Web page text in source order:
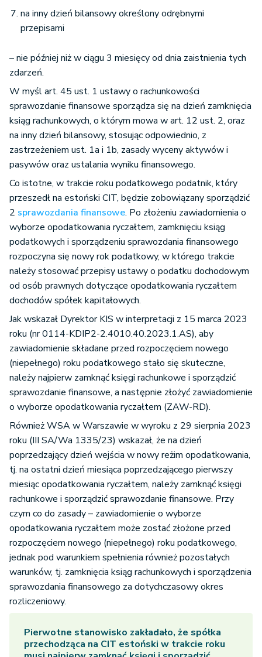
na inny dzień bilansowy określony odrębnymi
przepisami
– nie później niż w ciągu 3 miesięcy od dnia zaistnienia tych
zdarzeń.
W myśl art. 45 ust. 1 ustawy o rachunkowości
sprawozdanie finansowe sporządza się na dzień zamknięcia
ksiąg rachunkowych, o którym mowa w art. 12 ust. 2, oraz
na inny dzień bilansowy, stosując odpowiednio, z
zastrzeżeniem ust. 1a i 1b, zasady wyceny aktywów i
pasywów oraz ustalania wyniku finansowego.
Co istotne, w trakcie roku podatkowego podatnik, który
przeszedł na estoński CIT, będzie zobowiązany sporządzić
2 sprawozdania finansowe. Po złożeniu zawiadomienia o
wyborze opodatkowania ryczałtem, zamknięciu ksiąg
podatkowych i sporządzeniu sprawozdania finansowego
rozpoczyna się nowy rok podatkowy, w którego trakcie
należy stosować przepisy ustawy o podatku dochodowym
od osób prawnych dotyczące opodatkowania ryczałtem
dochodów spółek kapitałowych.
Jak wskazał Dyrektor KIS w interpretacji z 15 marca 2023
roku (nr 0114-KDIP2-2.4010.40.2023.1.AS), aby
zawiadomienie składane przed rozpoczęciem nowego
(niepełnego) roku podatkowego stało się skuteczne,
należy najpierw zamknąć księgi rachunkowe i sporządzić
sprawozdanie finansowe, a następnie złożyć zawiadomienie
o wyborze opodatkowania ryczałtem (ZAW-RD).
Również WSA w Warszawie w wyroku z 29 sierpnia 2023
roku (III SA/Wa 1335/23) wskazał, że na dzień
poprzedzający dzień wejścia w nowy reżim opodatkowania,
tj. na ostatni dzień miesiąca poprzedzającego pierwszy
miesiąc opodatkowania ryczałtem, należy zamknąć księgi
rachunkowe i sporządzić sprawozdanie finansowe. Przy
czym co do zasady – zawiadomienie o wyborze
opodatkowania ryczałtem może zostać złożone przed
rozpoczęciem nowego (niepełnego) roku podatkowego,
jednak pod warunkiem spełnienia również pozostałych
warunków, tj. zamknięcia ksiąg rachunkowych i sporządzenia
sprawozdania finansowego za dotychczasowy okres
rozliczeniowy.
Pierwotne stanowisko zakładało, że spółka
przechodząca na CIT estoński w trakcie roku